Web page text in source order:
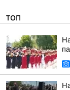
ТОП